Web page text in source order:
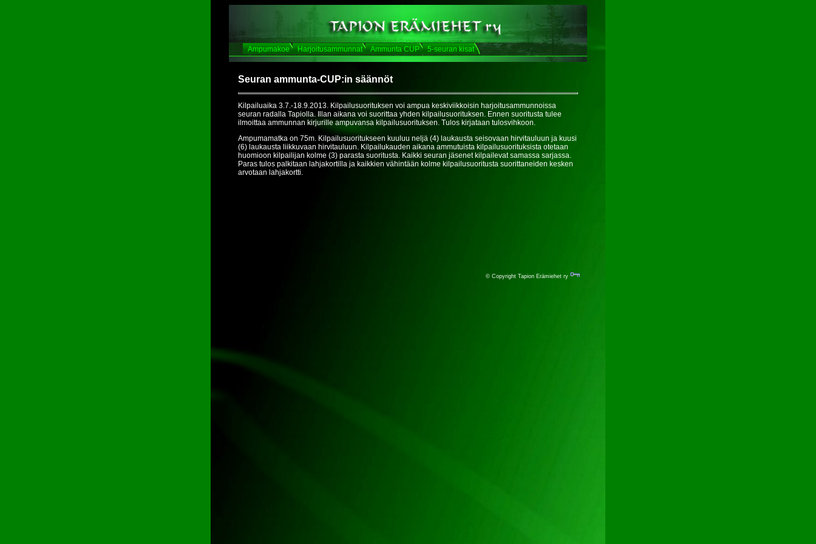
Ampumakoe Harjoitusammunnat Ammunta CUP 5-seuran kisat
Seuran ammunta-CUP:in säännöt
Kilpailuaika 3.7.-18.9.2013. Kilpailusuorituksen voi ampua keskiviikkoisin harjoitusammunnoissa
seuran radalla Tapiolla. Illan aikana voi suorittaa yhden kilpailusuorituksen. Ennen suoritusta tulee
ilmoittaa ammunnan kirjurille ampuvansa kilpailusuorituksen. Tulos kirjataan tulosvihkoon.
Ampumamatka on 75m. Kilpailusuoritukseen kuuluu neljä (4) laukausta seisovaan hirvitauluun ja kuusi
(6) laukausta liikkuvaan hirvitauluun. Kilpailukauden aikana ammutuista kilpailusuorituksista otetaan
huomioon kilpailijan kolme (3) parasta suoritusta. Kaikki seuran jäsenet kilpailevat samassa sarjassa.
Paras tulos palkitaan lahjakortilla ja kaikkien vähintään kolme kilpailusuoritusta suorittaneiden kesken
arvotaan lahjakortti.
© Copyright Tapion Erämiehet ry